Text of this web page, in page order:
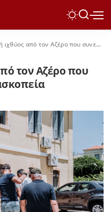
από τον Αζέρο που συνελήφθη για κατασκοπεία
τον Αζέρο που